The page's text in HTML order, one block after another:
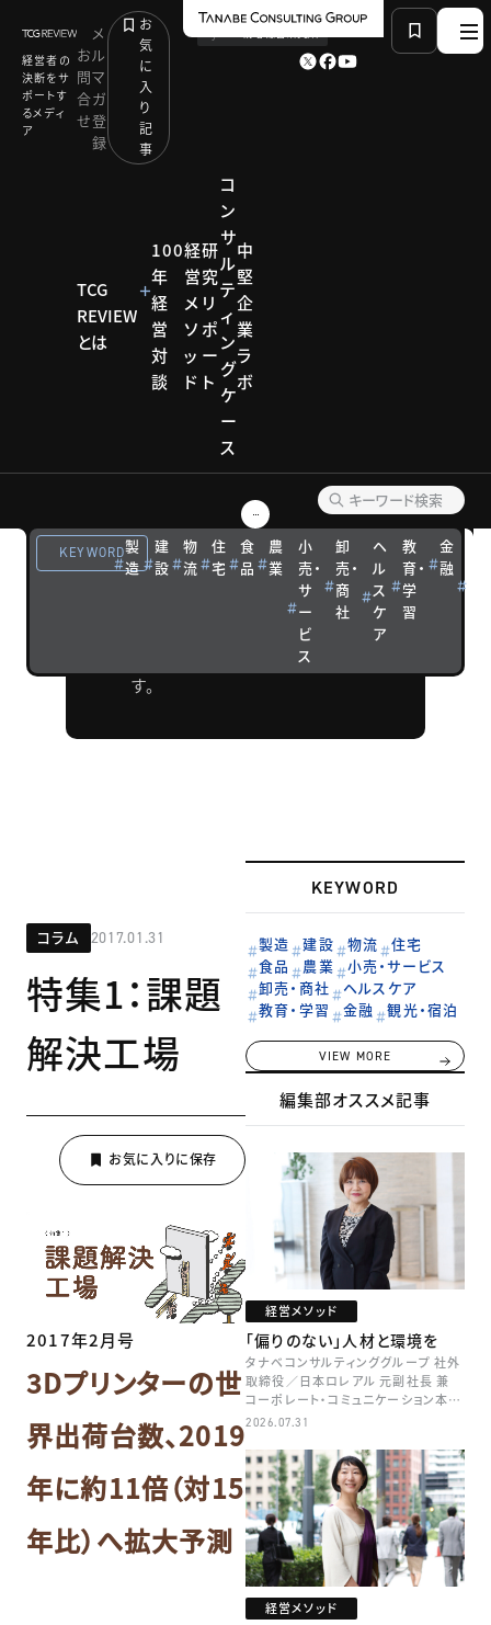
経営者の
決断をサ
ポートす
るメディ
ア
お
問
合
せ
メ
ル
マ
ガ
登
録
お
気
に
入
り
記
事
TCG
REVIEW
とは
100
年
経
営
対
談
経
営
メ
ソ
ッ
ド
研
究
リ
ポ
ー
ト
コ
ン
サ
ル
テ
ィ
ン
グ
ケ
ー
ス
中
堅
企
業
ラ
ボ
KEYWORD製
造
建
設
物
流
住
宅
食
品
農
業
小
売・
サ
ー
ビ
ス
卸
売・
商
社
ヘ
ル
ス
ケ
ア
教
育・
学
習
金
融
コラムPICK UP TOPICS
コラム
PICK
TOPICS
場（マーケッ
ト）について、
す。
コラム 2017.01.31
特集1：課題
解決工場
2017年2月号
3Dプリンターの世
界出荷台数、2019
年に約11倍（対15
年比）へ拡大予測
KEYWORD
製造 建設 物流
住宅
食品
農業
小売・サービス
卸売・商社
ヘルスケア
教育・学習
金融 観光・宿泊
VIEW MORE
編集部オススメ記事
経営メソッド
「偏りのない」人材と環境を
タナベコンサルティンググループ 社外
取締役／日本ロレアル 元副社長 兼
コーポレート・コミュニケーション本部
本部長／キャリアコンサルタント 井村
2026.07.31
経営メソッド